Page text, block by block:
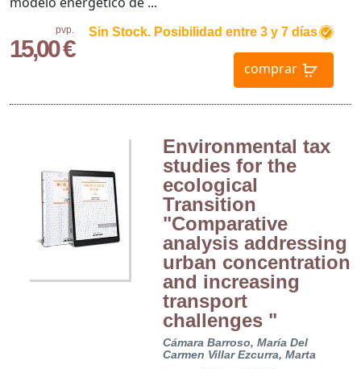
pvp.
15,00 €
Sin Stock. Posibilidad entre 3 y 7 días
comprar
Environmental tax
studies for the
ecological
Transition
"Comparative
analysis addressing
urban concentration
and increasing
transport
challenges "
Cámara Barroso, María Del
Carmen Villar Ezcurra, Marta